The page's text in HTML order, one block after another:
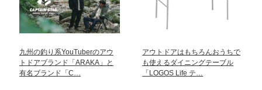
九州の釣り系YouTuberのアウ
トドアブランド「ARAKA」と
有名ブランド「C…
アウトドアはもちろんおうちで
も使えるダイニングテーブル
「LOGOS Life テ…